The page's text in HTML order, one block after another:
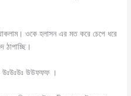
ওকে হলাসন এর মত করে চেপে ধরে
ঠাপাচ্ছি।
উঃউঃউঃ উউফফফ ।